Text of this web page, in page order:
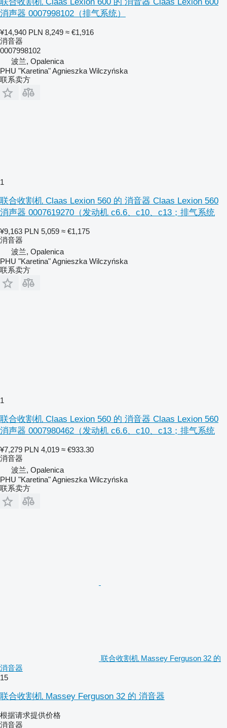
消声器 0007998102（排气系统）
¥14,940 PLN 8,249 ≈ €1,916
消音器
0007998102
波兰, Opalenica
PHU "Karetina" Agnieszka Wilczyńska
联系卖方
1
联合收割机 Claas Lexion 560 的 消音器 Claas Lexion 560
消声器 0007619270（发动机 c6.6、c10、c13；排气系统
¥9,163 PLN 5,059 ≈ €1,175
消音器
波兰, Opalenica
PHU "Karetina" Agnieszka Wilczyńska
联系卖方
1
联合收割机 Claas Lexion 560 的 消音器 Claas Lexion 560
消声器 0007980462（发动机 c6.6、c10、c13；排气系统
¥7,279 PLN 4,019 ≈ €933.30
消音器
波兰, Opalenica
PHU "Karetina" Agnieszka Wilczyńska
联系卖方
联合收割机 Massey Ferguson 32 的
消音器
15
联合收割机 Massey Ferguson 32 的 消音器
根据请求提供价格
消音器